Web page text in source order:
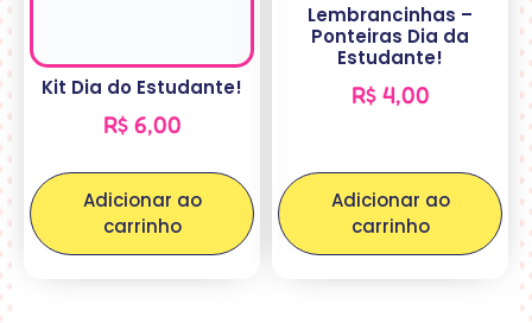
Kit Dia do Estudante!
R$6,00
Adicionar ao
carrinho
Lembrancinhas –
Ponteiras Dia da
Estudante!
R$4,00
Adicionar ao
carrinho